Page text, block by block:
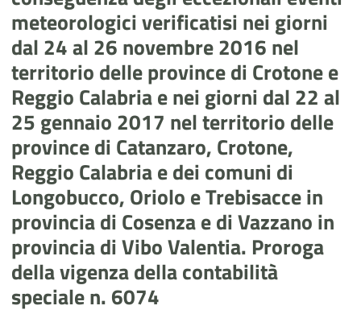
meteorologici verificatisi nei giorni
dal 24 al 26 novembre 2016 nel
territorio delle province di Crotone e
Reggio Calabria e nei giorni dal 22 al
25 gennaio 2017 nel territorio delle
province di Catanzaro, Crotone,
Reggio Calabria e dei comuni di
Longobucco, Oriolo e Trebisacce in
provincia di Cosenza e di Vazzano in
provincia di Vibo Valentia. Proroga
della vigenza della contabilità
speciale n. 6074